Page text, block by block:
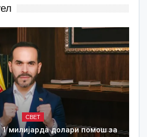
СВЕТ
1 милијарда долари помош за